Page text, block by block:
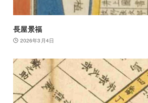
長屋景福
2026年3月4日